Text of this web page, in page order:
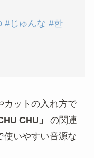
#じゅんな #한
カットの入れ方で
CHU」
の関連
使いやすい音源な